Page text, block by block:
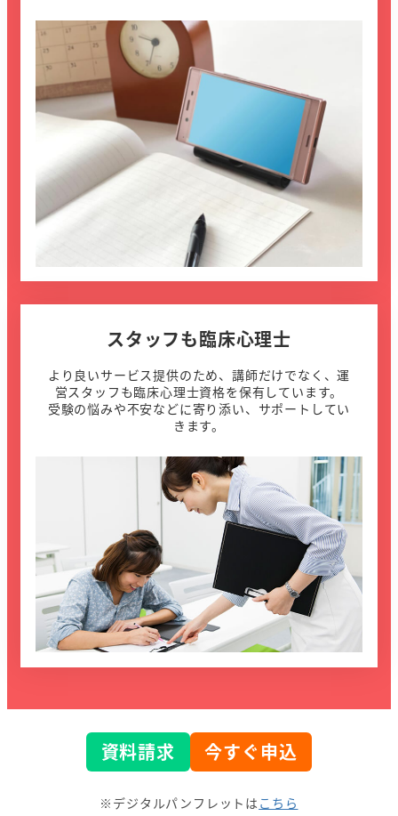
スタッフも臨床心理士
より良いサービス提供のため、講師だけでなく、運
営スタッフも臨床心理士資格を保有しています。
受験の悩みや不安などに寄り添い、サポートしてい
きます。
資料請求 今すぐ申込
※デジタルパンフレットは こちら